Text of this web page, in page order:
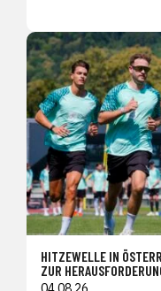
HITZEWELLE IN
ZUR